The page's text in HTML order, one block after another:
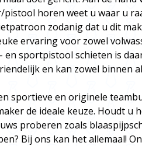
pistool horen weet u waar u
zodanig dat u dit
ervaring voor zowel
en sportpistool schieten is
en kan zowel binnen
sportieve en originele
de ideale keuze. Houdt u
proberen zoals
Bij ons kan het allemaal!